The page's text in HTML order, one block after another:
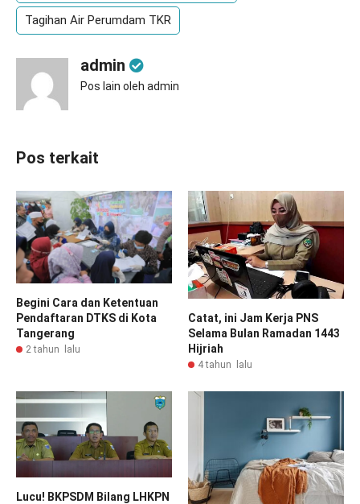
Tagihan Air Perumdam TKR
admin
Pos lain oleh admin
Pos terkait
Begini Cara dan Ketentuan
Pendaftaran DTKS di Kota
Tangerang
2 tahun lalu
Catat, ini Jam Kerja PNS
Selama Bulan Ramadan 1443
Hijriah
4 tahun lalu
Lucu! BKPSDM Bilang LHKPN